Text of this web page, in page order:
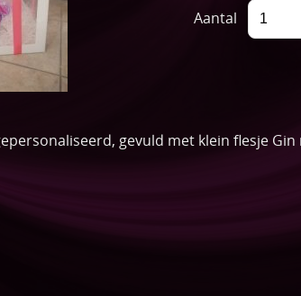
Aantal
gevuld met klein flesje Gin